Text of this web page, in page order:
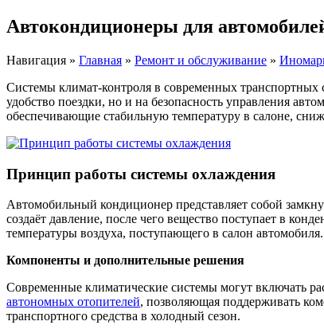
Автокондиционеры для
Навигация » Главная » Ремонт и обслуживание »
Системы климат-контроля в современных транспортных
удобство поездки, но и на безопасность управления
обеспечивающие стабильную температуру в салоне,
Принцип работы системы охлаждения
Автомобильный кондиционер представляет собой
создаёт давление, после чего вещество поступает в
температуры воздуха, поступающего в салон
Компоненты и дополнительные решения
Современные климатические системы могут включать
автономных отопителей, позволяющая поддерживать
транспортного средства в холодный сезон.